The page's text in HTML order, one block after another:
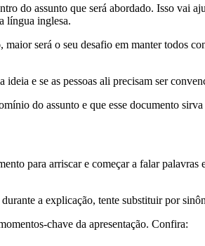
do assunto que será abordado. Isso vai
língua inglesa.
será o seu desafio em manter todos
e se as pessoas ali precisam ser
do assunto e que esse documento
para arriscar e começar a falar
a explicação, tente substituir por
chave da apresentação. Confira: